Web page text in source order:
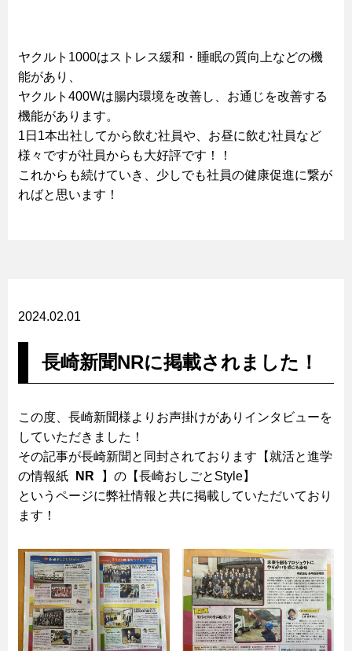
ヤクルト1000はストレス緩和・睡眠の質向上などの機
能があり、
ヤクルト400Wは腸内環境を改善し、お通じを改善する
機能があります。
1日1本出社してから飲む社員や、お昼に飲む社員など
様々ですが社員からも大好評です！！
これからも続けていき、少しでも社員の健康促進に繋が
ればと思います！
2024.02.01
長崎新聞NRに掲載されました！
この度、長崎新聞様よりお声掛けがありインタビューを
していただきました！
その記事が長崎新聞と同封されております【就活と進学
の情報紙
NR
】の【長崎おしごとStyle】
というページに弊社情報と共に掲載していただいており
ます！